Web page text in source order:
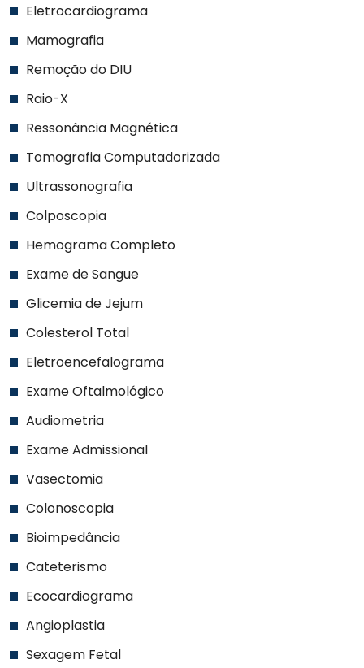
Eletrocardiograma
Mamografia
Remoção do DIU
Raio-X
Ressonância Magnética
Tomografia Computadorizada
Ultrassonografia
Colposcopia
Hemograma Completo
Exame de Sangue
Glicemia de Jejum
Colesterol Total
Eletroencefalograma
Exame Oftalmológico
Audiometria
Exame Admissional
Vasectomia
Colonoscopia
Bioimpedância
Cateterismo
Ecocardiograma
Angioplastia
Sexagem Fetal